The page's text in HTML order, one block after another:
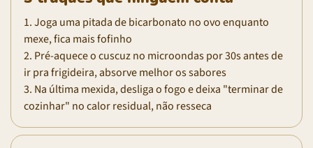
1. Joga uma pitada de bicarbonato no ovo enquanto
mexe, fica mais fofinho
2. Pré-aquece o cuscuz no microondas por 30s antes de
ir pra frigideira, absorve melhor os sabores
3. Na última mexida, desliga o fogo e deixa "terminar de
cozinhar" no calor residual, não resseca